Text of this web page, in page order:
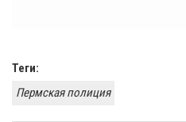
Теги:
Пермская полиция